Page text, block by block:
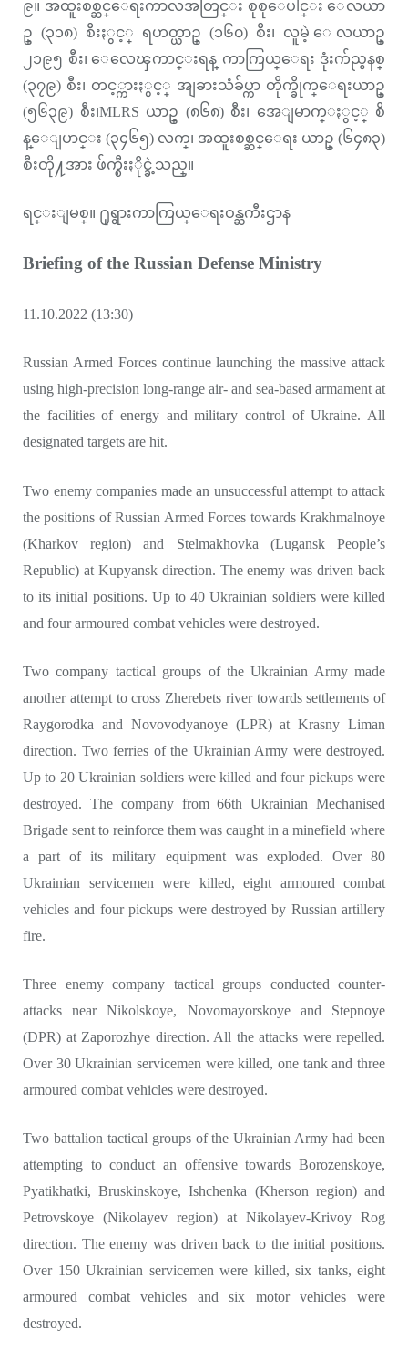
၉။ အထူးစစ္ဆင္ေရးကာလအတြင္း စုစုေပါင္း ေလယာ
ဥ္ (၃၁၈) စီးႏွင့္ ရဟတ္ယာဥ္ (၁၆၀) စီး၊ လူမဲ့ ေလယာဥ္
၂၁၉၅ စီး၊ ေလေၾကာင္းရန္ ကာကြယ္ေရး ဒုံးက်ည္စနစ္
(၃၇၉) စီး၊ တင့္ကားႏွင့္ အျခားသံခ်ပ္ကာ တိုက္ခိုက္ေရးယာဥ္
(၅၆၃၉) စီး၊MLRS ယာဥ္ (၈၆၈) စီး၊ အေျမာက္ႏွင့္ စိ
န္ေျပာင္း (၃၄၆၅) လက္၊ အထူးစစ္ဆင္ေရး ယာဥ္ (၆၄၈၃)
စီးတို႔အား ဖ်က္စီးႏိုင္ခဲ့သည္။
ရင္းျမစ္။ ႐ုရွားကာကြယ္ေရးဝန္ႀကီးဌာန
Briefing of the Russian Defense Ministry
11.10.2022 (13:30)
Russian Armed Forces continue launching the massive attack
using high-precision long-range air- and sea-based armament at
the facilities of energy and military control of Ukraine. All
designated targets are hit.
Two enemy companies made an unsuccessful attempt to attack
the positions of Russian Armed Forces towards Krakhmalnoye
(Kharkov region) and Stelmakhovka (Lugansk People’s
Republic) at Kupyansk direction. The enemy was driven back
to its initial positions. Up to 40 Ukrainian soldiers were killed
and four armoured combat vehicles were destroyed.
Two company tactical groups of the Ukrainian Army made
another attempt to cross Zherebets river towards settlements of
Raygorodka and Novovodyanoye (LPR) at Krasny Liman
direction. Two ferries of the Ukrainian Army were destroyed.
Up to 20 Ukrainian soldiers were killed and four pickups were
destroyed. The company from 66th Ukrainian Mechanised
Brigade sent to reinforce them was caught in a minefield where
a part of its military equipment was exploded. Over 80
Ukrainian servicemen were killed, eight armoured combat
vehicles and four pickups were destroyed by Russian artillery
fire.
Three enemy company tactical groups conducted counter-
attacks near Nikolskoye, Novomayorskoye and Stepnoye
(DPR) at Zaporozhye direction. All the attacks were repelled.
Over 30 Ukrainian servicemen were killed, one tank and three
armoured combat vehicles were destroyed.
Two battalion tactical groups of the Ukrainian Army had been
attempting to conduct an offensive towards Borozenskoye,
Pyatikhatki, Bruskinskoye, Ishchenka (Kherson region) and
Petrovskoye (Nikolayev region) at Nikolayev-Krivoy Rog
direction. The enemy was driven back to the initial positions.
Over 150 Ukrainian servicemen were killed, six tanks, eight
armoured combat vehicles and six motor vehicles were
destroyed.